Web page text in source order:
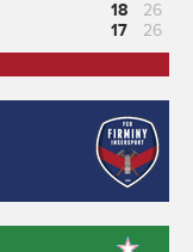
18
26
17 26